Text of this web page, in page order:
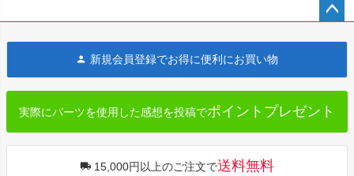
へ
新規会員登録でお得に便利にお買い物
実際にパーツを使用した感想を投稿でポイントプレゼント
15,000円以上のご注文で送料無料